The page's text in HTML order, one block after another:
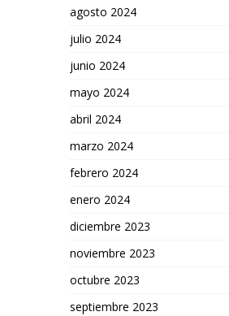
agosto 2024
julio 2024
junio 2024
mayo 2024
abril 2024
marzo 2024
febrero 2024
enero 2024
diciembre 2023
noviembre 2023
octubre 2023
septiembre 2023